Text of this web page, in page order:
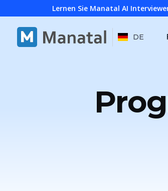
Lernen Sie Manatal AI
DE